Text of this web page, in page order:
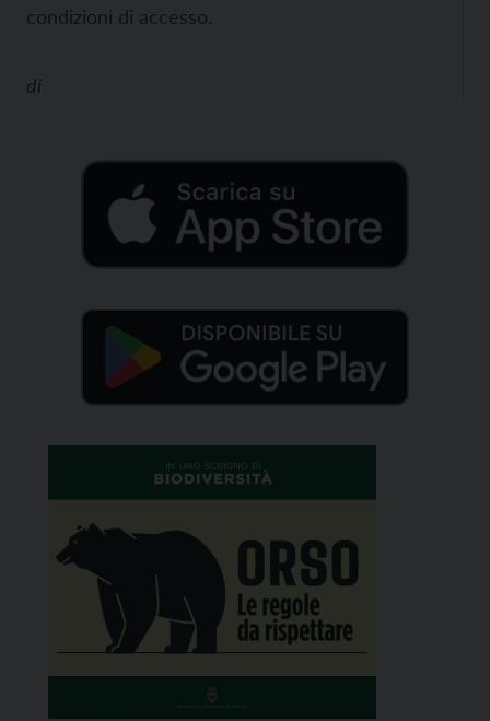
condizioni di accesso.
di